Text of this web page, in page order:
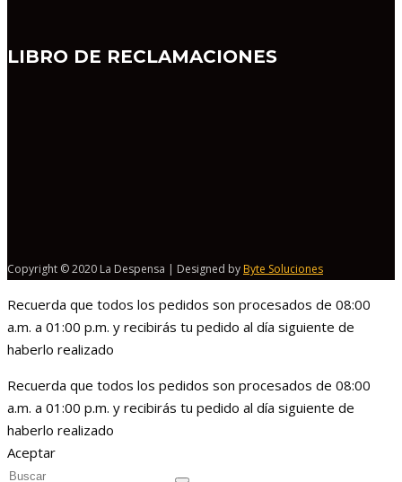
LIBRO DE RECLAMACIONES
Copyright © 2020 La Despensa | Designed by Byte Soluciones
Recuerda que todos los pedidos son procesados de 08:00
a.m. a 01:00 p.m. y recibirás tu pedido al día siguiente de
haberlo realizado
Recuerda que todos los pedidos son procesados de 08:00
a.m. a 01:00 p.m. y recibirás tu pedido al día siguiente de
haberlo realizado
Aceptar